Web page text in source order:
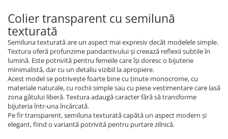
Colier transparent cu semilună
texturată
Semiluna texturată are un aspect mai expresiv decât modelele simple.
Textura oferă profunzime pandantivului și creează reflexii subtile în
lumină. Este potrivită pentru femeile care își doresc o bijuterie
minimalistă, dar cu un detaliu vizibil la apropiere.
Acest model se potrivește foarte bine cu ținute monocrome, cu
materiale naturale, cu rochii simple sau cu piese vestimentare care lasă
zona gâtului liberă. Textura adaugă caracter fără să transforme
bijuteria într-una încărcată.
Pe fir transparent, semiluna texturată capătă un aspect modern și
elegant, fiind o variantă potrivită pentru purtare zilnică.